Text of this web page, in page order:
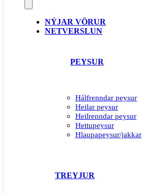
NÝJAR VÖRUR
NETVERSLUN
PEYSUR
Hálfrenndar peysur
Heilar peysur
Heilrenndar peysur
Hettupeysur
Hlaupapeysur/jakkar
TREYJUR